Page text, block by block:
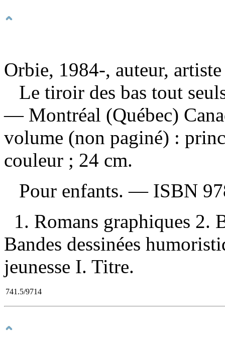
Orbie, 1984-, auteur, artiste
Le tiroir des bas tout
— Montréal (Québec)
volume (non paginé) :
couleur ; 24 cm.
Pour enfants. — ISBN
1. Romans graphiques 2.
Bandes dessinées
jeunesse I. Titre.
741.5/9714